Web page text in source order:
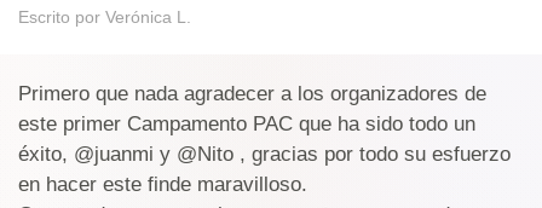
Escrito por Verónica L.
Primero que nada agradecer a los organizadores de
este primer Campamento PAC que ha sido todo un
éxito, @juanmi y @Nito , gracias por todo su esfuerzo
en hacer este finde maravilloso.